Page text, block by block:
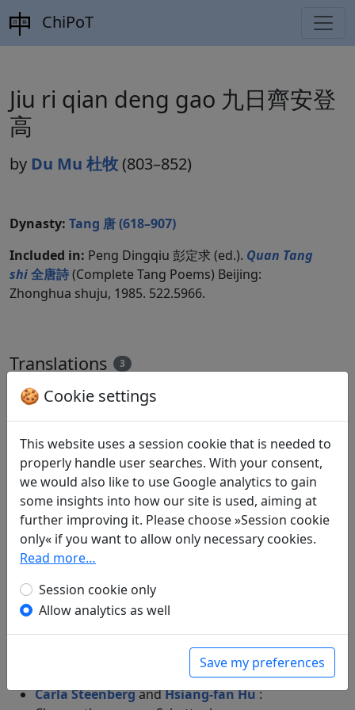
ChiPoT
Jiu ri qian deng gao 九日齊安登
高
by Du Mu 杜牧 (803–852)
Dynasty: Tang 唐 (618–907)
Included in: Peng Dingqiu 彭定求 (ed.). Quan Tang
shi全唐詩(Complete Tang Poems) Beijing:
Zhonghua shuju, 1985. 522.5966.
Translations 3
Günther Debon(1921–2005): Zum Fest im
Neunten Monat droben auf dem Tsi-schan
München: Carl Hanser Verlag, 1952. p. 341f.
in: Debon, Günther.Mein Haus liegt
menschenfern, doch nah den Dingen.
Dreitausend Jahre chinesischer Poesie.
München: Eugen Diederichs Verlag, 1988. p.
131.
Jochen Kandel
in: Kandel, Jochen.Das chinesische Brevier
vom weinseligen Leben. Heitere Gedichte,
beschwingte Lieder und trunkene Balladen
der großen Poeten aus dem Reich der Mitte.
Bern: Scherz Verlag, 1985. p. 156.
Carla SteenbergandHsiang-fan Hu:
🍪 Cookie settings
This website uses a session cookie that is needed to
properly handle user searches. With your consent,
we would also like to use Google analytics to gain
some insights into how our site is used, aiming at
further improving it. Please choose »Session cookie
only« if you want to allow only necessary cookies.
Read more…
Session cookie only
Allow analytics as well
Save my preferences